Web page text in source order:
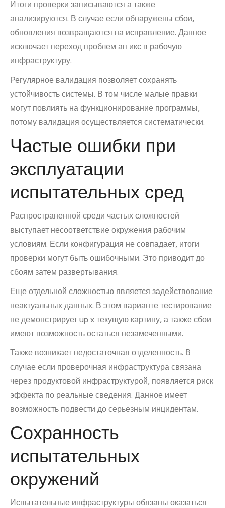
Итоги проверки записываются а также
анализируются. В случае если обнаружены сбои,
обновления возвращаются на исправление. Данное
исключает переход проблем ап икс в рабочую
инфраструктуру.
Регулярное валидация позволяет сохранять
устойчивость системы. В том числе малые правки
могут повлиять на функционирование программы,
потому валидация осуществляется систематически.
Частые ошибки при
эксплуатации
испытательных сред
Распространенной среди частых сложностей
выступает несоответствие окружения рабочим
условиям. Если конфигурация не совпадает, итоги
проверки могут быть ошибочными. Это приводит до
сбоям затем развертывания.
Еще отдельной сложностью является задействование
неактуальных данных. В этом варианте тестирование
не демонстрирует up x текущую картину, а также сбои
имеют возможность остаться незамеченными.
Также возникает недостаточная отделенность. В
случае если проверочная инфраструктура связана
через продуктовой инфраструктурой, появляется риск
эффекта по реальные сведения. Данное имеет
возможность подвести до серьезным инцидентам.
Сохранность
испытательных
окружений
Испытательные инфраструктуры обязаны оказаться